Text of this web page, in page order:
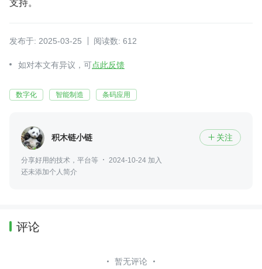
发布于: 2025-03-25 阅读数: 612
如对本文有异议，可点此反馈
数字化 智能制造 条码应用
积木链小链  关注
分享好用的技术，平台等
2024-10-24 加入
还未添加个人简介
评论
暂无评论